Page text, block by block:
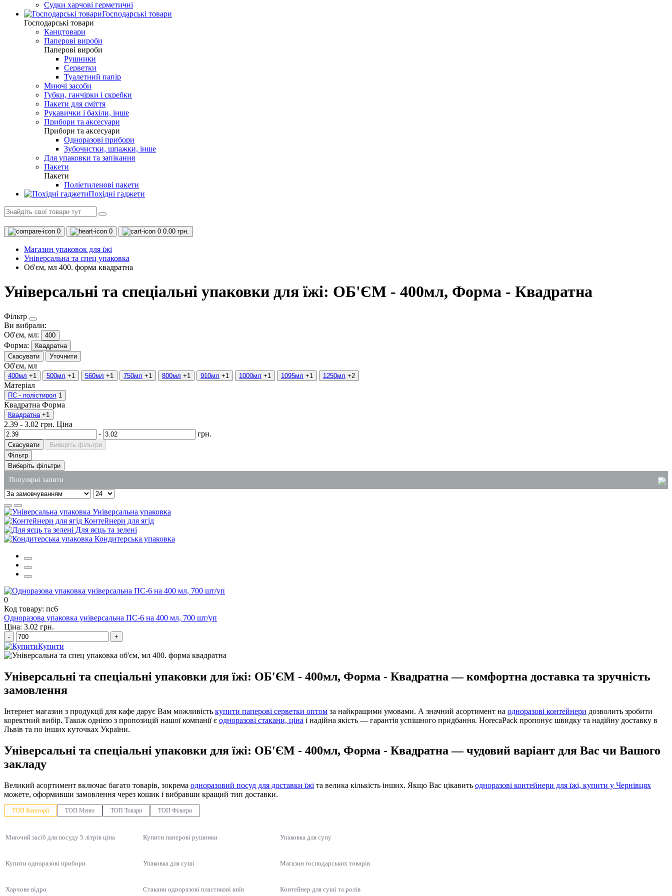
Судки харчові герметичні
Господарські товари
Господарські товари
Канцтовари
Паперові вироби
Паперові вироби
Рушники
Серветки
Туалетний папір
Миючі засоби
Губки, ганчірки і скребки
Пакети для сміття
Рукавички і бахіли, інше
Прибори та аксесуари
Прибори та аксесуари
Одноразові прибори
Зубочистки, шпажки, інше
Для упаковки та запікання
Пакети
Пакети
Поліетиленові пакети
Похідні гаджети
0 0 0 0.00 грн.
Магазин упаковок для їжі
Універсальна та спец упаковка
Об'єм, мл 400. форма квадратна
Універсальні та спеціальні упаковки для їжі: ОБ'ЄМ - 400мл, Форма - Квадратна
Фільтр
Ви вибрали:
Об'єм, мл:
400
Форма:
Квадратна
Скасувати
Уточнити
Об'єм, мл
400мл +1 500мл +1 560мл +1 750мл +1 800мл +1 910мл +1 1000мл +1 1095мл +1 1250мл +2
Матеріал
ПС - полістирол 1
Квадратна Форма
Квадратна +1
2.39 - 3.02 грн. Ціна
-
грн.
Скасувати
Виберіть фільтри
Фільтр
Виберіть фільтри
Популярні запити
купити паперові пакети миколаїв
купити соусники одноразові
коробки для китайської локшини
харчові одноразові контейнери
купити одноразові алюмінієві контейнери
Універсальна упаковка
Контейнери для ягід
Для яєць та зелені
Кондитерська упаковка
0
Код товару: пс6
Одноразова упаковка універсальна ПС-6 на 400 мл, 700 шт/уп
Ціна: 3.02 грн.
- +
Купити
Універсальні та спеціальні упаковки для їжі: ОБ'ЄМ - 400мл, Форма - Квадратна — комфортна доставка та зручність
замовлення
Інтернет магазин з продукції для кафе дарує Вам можливість купити паперові серветки оптом за найкращими умовами. А значний асортимент на одноразові контейнери дозволить зробити
коректний вибір. Також однією з пропозицій нашої компанії є одноразові стакани, ціна і надійна якість — гарантія успішного придбання. HorecaPack пропонує швидку та надійну доставку в
Львів та по інших куточках України.
Універсальні та спеціальні упаковки для їжі: ОБ'ЄМ - 400мл, Форма - Квадратна — чудовий варіант для Вас чи Вашого
закладу
Великий асортимент включає багато товарів, зокрема одноразовий посуд для доставки їжі та велика кількість інших. Якщо Вас цікавить одноразові контейнери для їжі, купити у Чернівцях
можете, оформивши замовлення через кошик і вибравши кращий тип доставки.
ТОП Категорії ТОП Меню ТОП Товари ТОП Фільтри
Миючий засіб для посуду 5 літрів ціна
Купити одноразові прибори
Харчове відро
Купити паперові рушники
Упаковка для суші
Стакани одноразові пластикові київ
Упаковка для супу
Магазин господарських товарів
Контейнер для суші та ролів